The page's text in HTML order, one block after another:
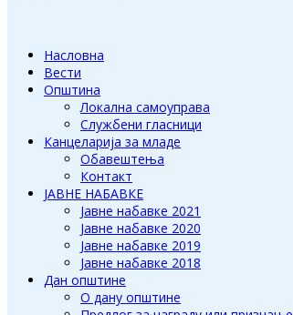
Насловна
Вести
Општина
Локална самоуправа
Службени гласници
Канцеларија за младе
Обавештења
Контакт
ЈАВНЕ НАБАВКЕ
Јавне набавке 2021
Јавне набавке 2020
Јавне набавке 2019
Јавне набавке 2018
Дан општине
О дану општине